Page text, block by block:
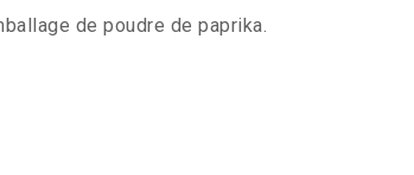
de poudre de paprika.